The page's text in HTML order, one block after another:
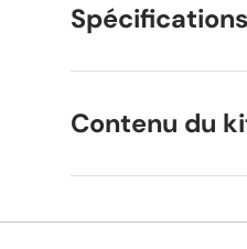
Spécifications
Contenu du